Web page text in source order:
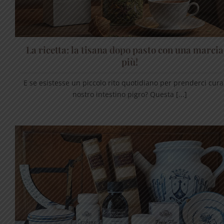
La ricetta: la tisana dopo pasto con una
più!
E se esistesse un piccolo rito quotidiano per prenderci
nostro intestino pigro? Questa [...]